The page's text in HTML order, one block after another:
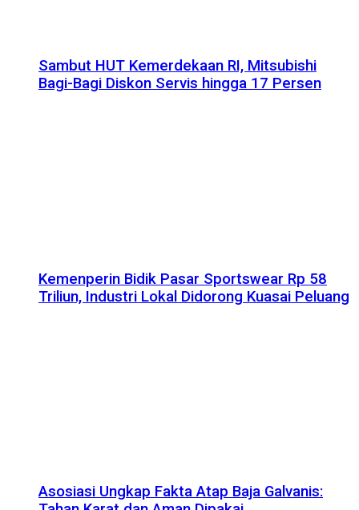
Sambut HUT Kemerdekaan RI, Mitsubishi
Bagi-Bagi Diskon Servis hingga 17 Persen
Kemenperin Bidik Pasar Sportswear Rp 58
Triliun, Industri Lokal Didorong Kuasai Peluang
Asosiasi Ungkap Fakta Atap Baja Galvanis: